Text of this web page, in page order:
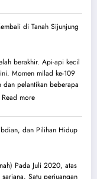
Cahaya
Sang
Balik
Pura
di Tanah Sijunjung
berakhir. Api-api kecil
Momen milad ke-109
dan pelantikan beberapa
Read more:
Surya
Bersinar
Tanah
Sijunjung
dan Pilihan Hidup
Pada Juli 2020, atas
Satu perjuangan